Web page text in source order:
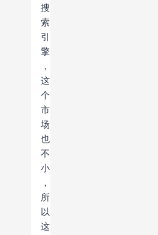
搜
索
引
擎
，
这
个
市
场
也
不
小
，
所
以
这